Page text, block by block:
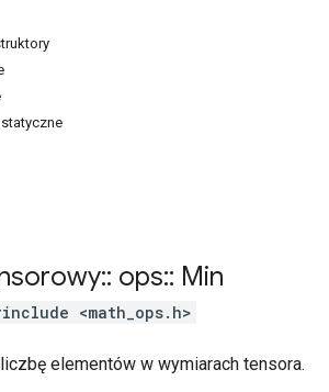
:: ops:: Min
<math_ops.h>
elementów w wymiarach tensora.